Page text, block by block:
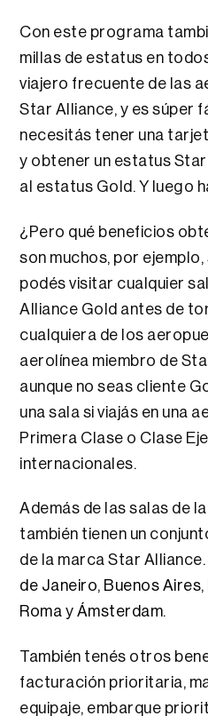
Con este programa
millas de estatus en
viajero frecuente de las
Star Alliance, y es súper
necesitás tener una
y obtener un estatus
al estatus Gold. Y luego
¿Pero qué beneficios
son muchos, por
podés visitar cualquier
Alliance Gold antes de
cualquiera de los
aerolínea miembro de
aunque no seas cliente
una sala si viajás en una
Primera Clase o Clase
internacionales.
Además de las salas de
también tienen un
de la marca Star
de Janeiro, Buenos Aires,
Roma y Ámsterdam.
También tenés otros
facturación prioritaria,
equipaje, embarque